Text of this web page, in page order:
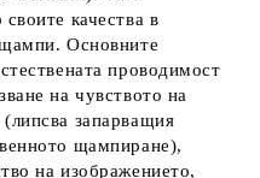
качества в
Основните
проводимост
на чувството на
запарващия
щампиране),
на изображението,